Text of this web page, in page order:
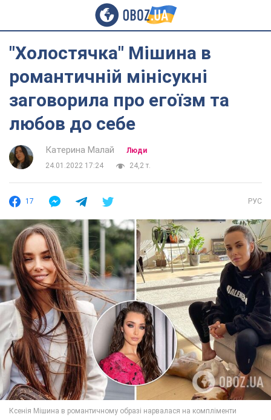
"Холостячка" Мішина в
романтичній мінісукні
заговорила про егоїзм та
любов до себе
Катерина Малай
Люди
24.01.2022 17:24
24,2 т.
17 РУС